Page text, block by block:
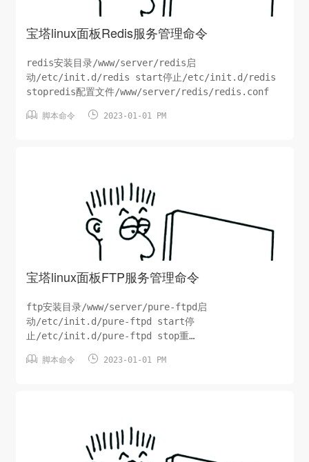
宝塔linux面板Redis服务管理命令
redis安装目录/www/server/redis启
动/etc/init.d/redis start停止/etc/init.d/redis
stopredis配置文件/www/server/redis/redis.conf
 脚本命令  2023-01-01 PM
宝塔linux面板FTP服务管理命令
ftp安装目录/www/server/pure-ftpd启
动/etc/init.d/pure-ftpd start停
止/etc/init.d/pure-ftpd stop重
件/www/server/pure-ftpd/etc/pure-ftpd.conf
 脚本命令  2023-01-01 PM